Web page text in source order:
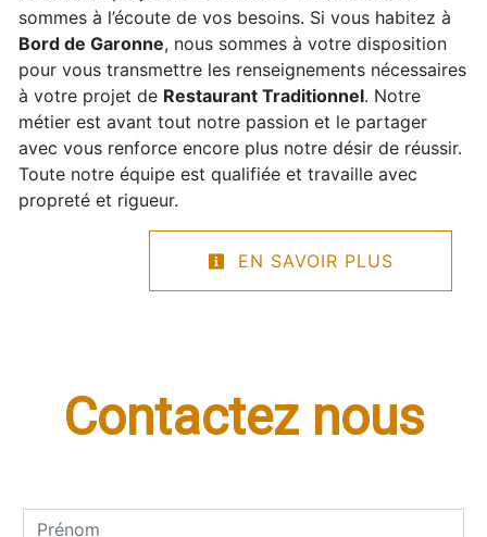
sommes à l’écoute de vos besoins. Si vous habitez à
Bord de Garonne, nous sommes à votre disposition
pour vous transmettre les renseignements nécessaires
à votre projet de Restaurant Traditionnel. Notre
métier est avant tout notre passion et le partager
avec vous renforce encore plus notre désir de réussir.
Toute notre équipe est qualifiée et travaille avec
propreté et rigueur.
EN SAVOIR PLUS
Contactez nous